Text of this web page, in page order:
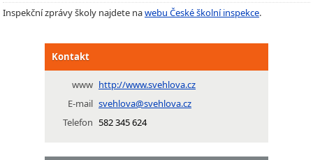
Inspekční zprávy školy najdete nawebu České školní inspekce.
Kontakt
www http://www.svehlova.cz
E-mail svehlova@svehlova.cz
Telefon 582 345 624